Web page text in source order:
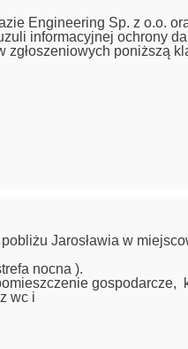
Engineering Sp. z o.o.
informacyjnej ochrony
poniższą
Jarosławia w
nocna ).
gospodarcze,
wc i